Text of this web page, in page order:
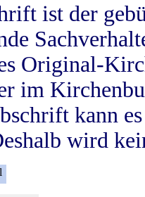
ist der
Original-
im
kann
wird